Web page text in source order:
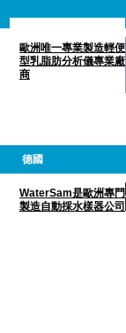
歐洲唯一專業製造輕便
型乳脂肪分析儀專業廠
商
德國
WaterSam是歐洲專門
製造自動採水樣器公司